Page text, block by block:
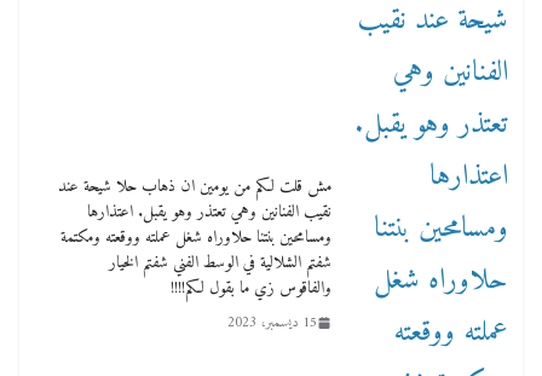
مش قلت لكم من يومين ان ذهاب حلا شيحة عند
نقيب الفنانين وهي تعتذر وهو يقبل. اعتذارها
ومسامحين بنتنا حلاوراه شغل عملته ووقعته ومكتمة
شفتم الشلالية في الوسط الفني شفتم الخيار
والفاقوس زي ما بقول لكم!!!!
15 ديسمبر، 2023